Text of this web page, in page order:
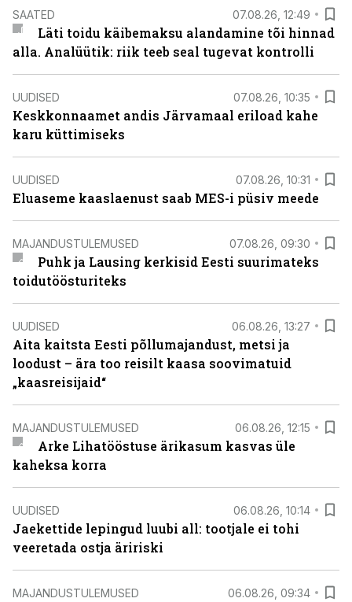
SAATED 07.08.26, 12:49
Läti toidu käibemaksu alandamine tõi hinnad
alla. Analüütik: riik teeb seal tugevat kontrolli
UUDISED 07.08.26, 10:35
Keskkonnaamet andis Järvamaal eriload kahe
karu küttimiseks
UUDISED 07.08.26, 10:31
Eluaseme kaaslaenust saab MES-i püsiv meede
MAJANDUSTULEMUSED 07.08.26, 09:30
Puhk ja Lausing kerkisid Eesti suurimateks
toidutöösturiteks
UUDISED 06.08.26, 13:27
Aita kaitsta Eesti põllumajandust, metsi ja
loodust – ära too reisilt kaasa soovimatuid
„kaasreisijaid“
MAJANDUSTULEMUSED 06.08.26, 12:15
Arke Lihatööstuse ärikasum kasvas üle
kaheksa korra
UUDISED 06.08.26, 10:14
Jaekettide lepingud luubi all: tootjale ei tohi
veeretada ostja äririski
MAJANDUSTULEMUSED 06.08.26, 09:34